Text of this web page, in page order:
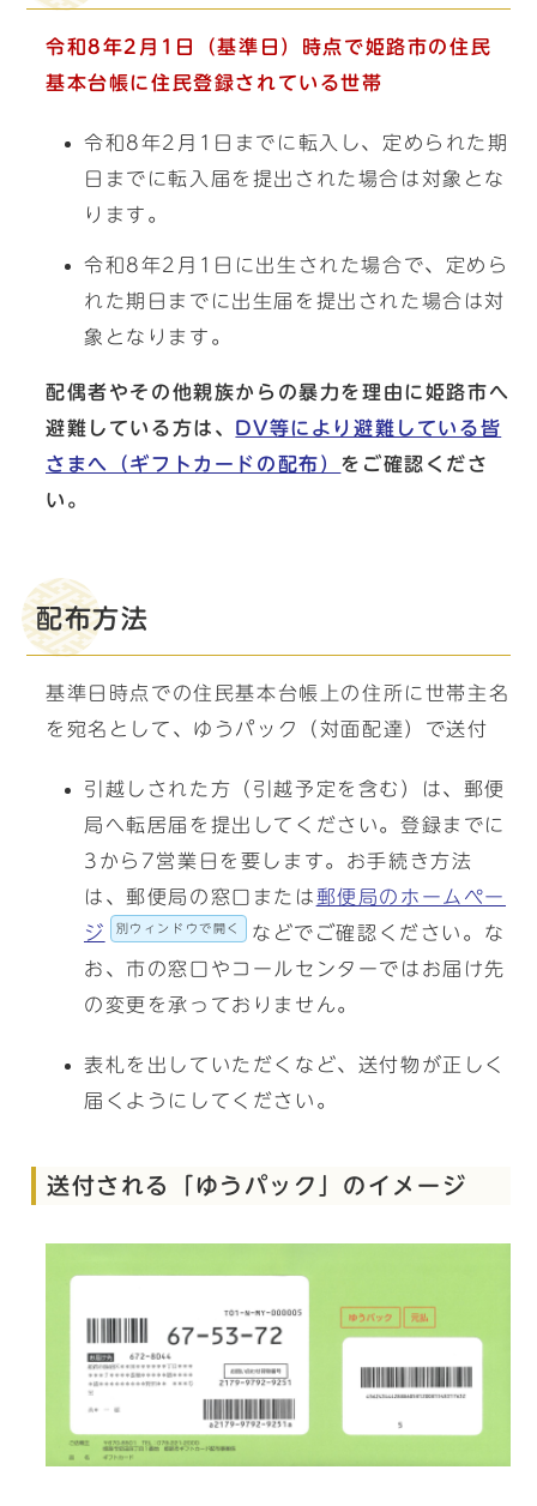
令和8年2月1日（基準日）時点で姫路市の住民
基本台帳に住民登録されている世帯
令和8年2月1日までに転入し、定められた期
日までに転入届を提出された場合は対象とな
ります。
令和8年2月1日に出生された場合で、定めら
れた期日までに出生届を提出された場合は対
象となります。
配偶者やその他親族からの暴力を理由に姫路市へ
避難している方は、 DV等により避難している皆
さまへ（ギフトカードの配布） をご確認くださ
い。
配布方法
基準日時点での住民基本台帳上の住所に世帯主名
を宛名として、ゆうパック（対面配達）で送付
引越しされた方（引越予定を含む）は、郵便
局へ転居届を提出してください。登録までに
3から7営業日を要します。お手続き方法
は、郵便局の窓口または郵便局のホームペー
ジ
別ウィンドウで開く
などでご確認ください。な
お、市の窓口やコールセンターではお届け先
の変更を承っておりません。
表札を出していただくなど、送付物が正しく
届くようにしてください。
送付される「ゆうパック」のイメージ